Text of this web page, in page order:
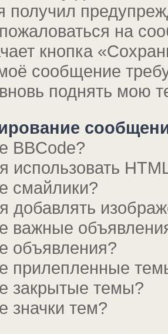
получил
на
кнопка
сообщение
поднять мою
BBCode?
использовать
смайлики?
добавлять
важные
объявления?
прилепленные
закрытые темы?
значки тем?